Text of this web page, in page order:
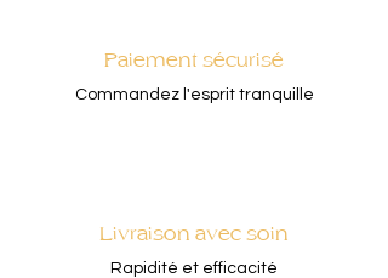
Paiement sécurisé
Commandez l'esprit tranquille
Livraison avec soin
Rapidité et efficacité